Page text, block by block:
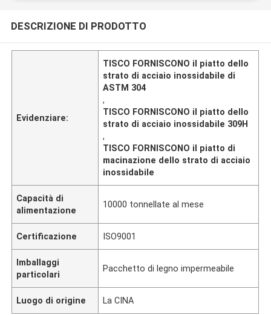
DESCRIZIONE DI PRODOTTO
Evidenziare:
TISCO FORNISCONO il piatto dello
strato di acciaio inossidabile di
ASTM 304
,
TISCO FORNISCONO il piatto dello
strato di acciaio inossidabile 309H
,
TISCO FORNISCONO il piatto di
macinazione dello strato di acciaio
inossidabile
Capacità di
alimentazione
10000 tonnellate al mese
Certificazione ISO9001
Imballaggi
particolari
Pacchetto di legno impermeabile
Luogo di origine La CINA